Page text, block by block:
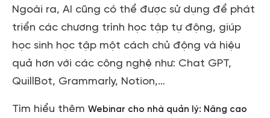
Ngoài ra, AI cũng có thể được sử dụng để phát
triển các chương trình học tập tự động, giúp
học sinh học tập một cách chủ động và hiệu
quả hơn với các công nghệ như: Chat GPT,
QuillBot, Grammarly, Notion,…
Tìm hiểu thêm Webinar cho nhà quản lý: Nâng cao